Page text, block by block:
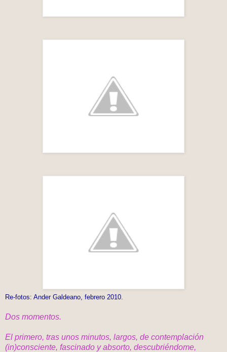
Re-fotos: Ander Galdeano, febrero 2010.
Dos momentos.
El primero, tras unos minutos, largos, de contemplación
(in)consciente, fascinado y absorto, descubriéndome,